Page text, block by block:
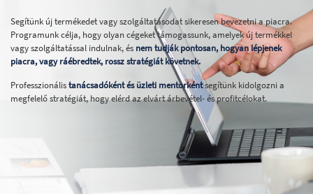
Segítünk új termékedet vagy szolgáltatásodat sikeresen bevezetni a piacra.
Programunk célja, hogy olyan cégeket támogassunk, amelyek új termékkel
vagy szolgáltatással indulnak, és nem tudják pontosan, hogyan lépjenek
piacra, vagy ráébredtek, rossz stratégiát követnek.
Professzionálistanácsadóként és üzleti mentorkéntsegítünk kidolgozni a
megfelelő stratégiát, hogy elérd az elvárt árbevétel- és profitcélokat.